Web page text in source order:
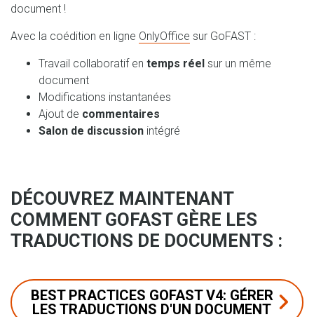
document !
Avec la coédition en ligne OnlyOffice sur GoFAST :
Travail collaboratif en temps réel sur un même
document
Modifications instantanées
Ajout de commentaires
Salon de discussion intégré
DÉCOUVREZ MAINTENANT
COMMENT GOFAST GÈRE LES
TRADUCTIONS DE DOCUMENTS :
BEST PRACTICES GOFAST V4: GÉRER
LES TRADUCTIONS D'UN DOCUMENT